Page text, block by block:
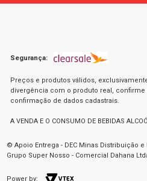
Segurança:
Preços e produtos válidos,
divergência com o produto real,
confirmação de dados cadastrais.
A VENDA E O CONSUMO DE BEBIDAS
© Apoio Entrega - DEC Minas Distribuição e
Grupo Super Nosso - Comercial Dahana
Power by: